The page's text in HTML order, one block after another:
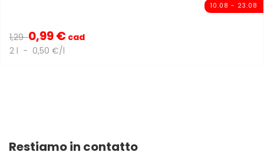
10.08 - 23.08
1,290,99 € cad
2 l - 0,50 €/l
Restiamo in contatto